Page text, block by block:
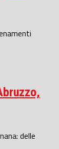
delle